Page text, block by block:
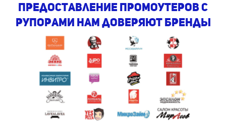
предоставление промоутеров с
рупорами Нам доверяют бренды